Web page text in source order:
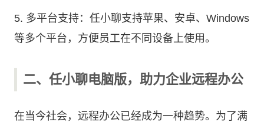
5. 多平台支持：任小聊支持苹果、安卓、Windows
等多个平台，方便员工在不同设备上使用。
二、任小聊电脑版，助力企业远程办公
在当今社会，远程办公已经成为一种趋势。为了满